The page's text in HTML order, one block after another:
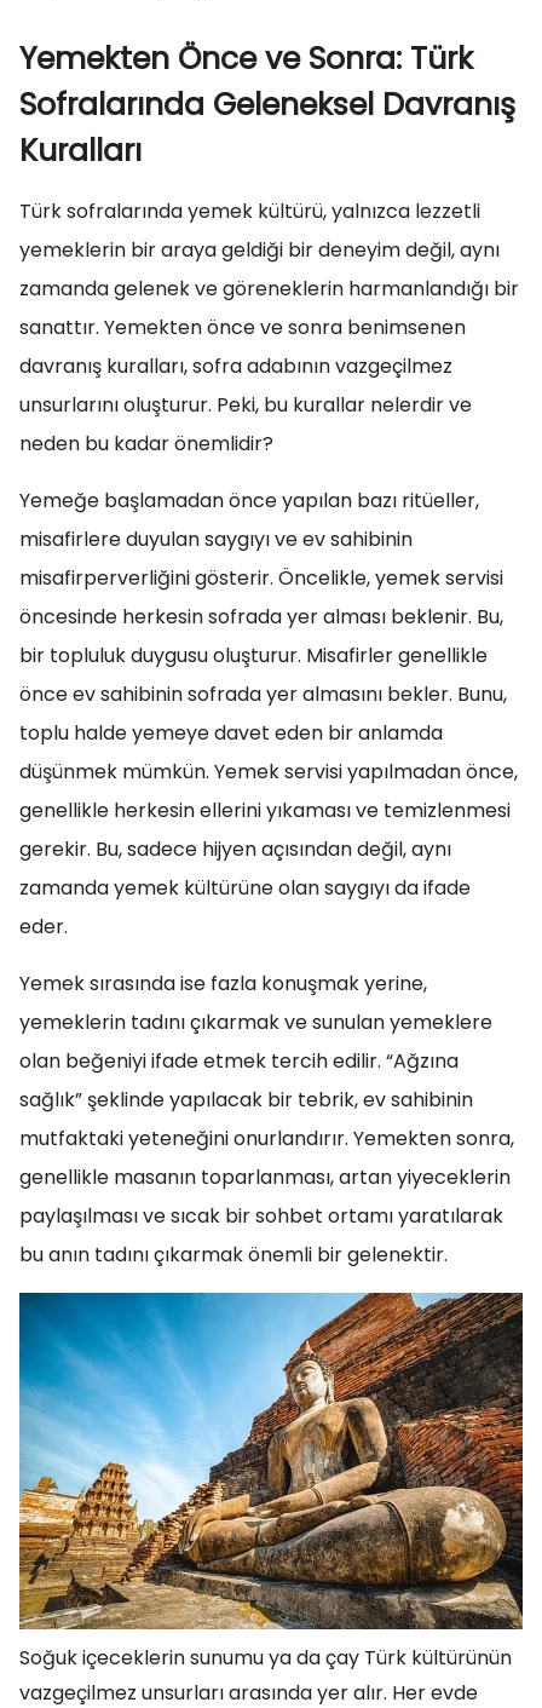
Yemekten Önce ve Sonra: Türk
Sofralarında Geleneksel Davranış
Kuralları
Türk sofralarında yemek kültürü, yalnızca lezzetli
yemeklerin bir araya geldiği bir deneyim değil, aynı
zamanda gelenek ve göreneklerin harmanlandığı bir
sanattır. Yemekten önce ve sonra benimsenen
davranış kuralları, sofra adabının vazgeçilmez
unsurlarını oluşturur. Peki, bu kurallar nelerdir ve
neden bu kadar önemlidir?
Yemeğe başlamadan önce yapılan bazı ritüeller,
misafirlere duyulan saygıyı ve ev sahibinin
misafirperverliğini gösterir. Öncelikle, yemek servisi
öncesinde herkesin sofrada yer alması beklenir. Bu,
bir topluluk duygusu oluşturur. Misafirler genellikle
önce ev sahibinin sofrada yer almasını bekler. Bunu,
toplu halde yemeye davet eden bir anlamda
düşünmek mümkün. Yemek servisi yapılmadan önce,
genellikle herkesin ellerini yıkaması ve temizlenmesi
gerekir. Bu, sadece hijyen açısından değil, aynı
zamanda yemek kültürüne olan saygıyı da ifade
eder.
Yemek sırasında ise fazla konuşmak yerine,
yemeklerin tadını çıkarmak ve sunulan yemeklere
olan beğeniyi ifade etmek tercih edilir. “Ağzına
sağlık” şeklinde yapılacak bir tebrik, ev sahibinin
mutfaktaki yeteneğini onurlandırır. Yemekten sonra,
genellikle masanın toparlanması, artan yiyeceklerin
paylaşılması ve sıcak bir sohbet ortamı yaratılarak
bu anın tadını çıkarmak önemli bir gelenektir.
Soğuk içeceklerin sunumu ya da çay Türk kültürünün
vazgeçilmez unsurları arasında yer alır. Her evde